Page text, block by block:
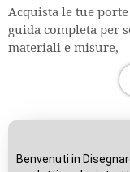
Acquista le tue
guida completa per
materiali e misure,
Benvenuti in